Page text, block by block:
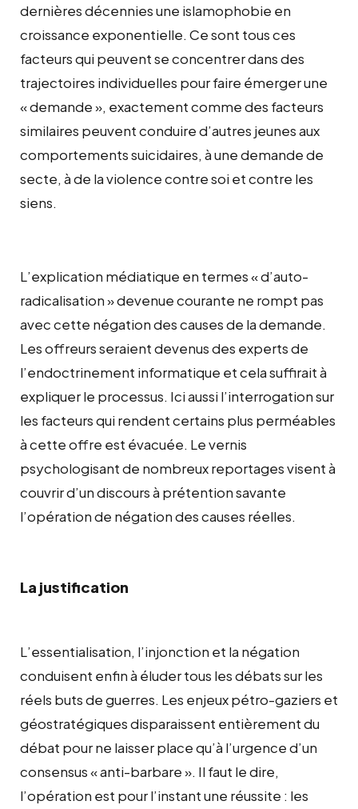
dernières décennies une islamophobie en
croissance exponentielle. Ce sont tous ces
facteurs qui peuvent se concentrer dans des
trajectoires individuelles pour faire émerger une
« demande », exactement comme des facteurs
similaires peuvent conduire d’autres jeunes aux
comportements suicidaires, à une demande de
secte, à de la violence contre soi et contre les
siens.
L’explication médiatique en termes « d’auto-
radicalisation » devenue courante ne rompt pas
avec cette négation des causes de la demande.
Les offreurs seraient devenus des experts de
l’endoctrinement informatique et cela suffirait à
expliquer le processus. Ici aussi l’interrogation sur
les facteurs qui rendent certains plus perméables
à cette offre est évacuée. Le vernis
psychologisant de nombreux reportages visent à
couvrir d’un discours à prétention savante
l’opération de négation des causes réelles.
La justification
L’essentialisation, l’injonction et la négation
conduisent enfin à éluder tous les débats sur les
réels buts de guerres. Les enjeux pétro-gaziers et
géostratégiques disparaissent entièrement du
débat pour ne laisser place qu’à l’urgence d’un
consensus « anti-barbare ». Il faut le dire,
l’opération est pour l’instant une réussite : les